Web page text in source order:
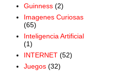
Guinness (2)
Imagenes Curiosas
(65)
Inteligencia Artificial
(1)
INTERNET (52)
Juegos (32)